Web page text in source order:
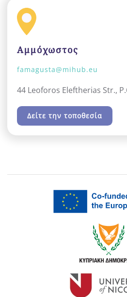
Αμμόχωστος
famagusta@mihub.eu
44 Leoforos Eleftherias Str.,
Δείτε την τοποθεσία